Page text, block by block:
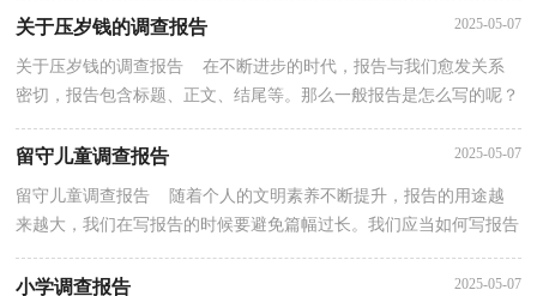
关于压岁钱的调查报告 2025-05-07
关于压岁钱的调查报告 在不断进步的时代，报告与我们愈发关系
密切，报告包含标题、正文、结尾等。那么一般报告是怎么写的呢？
留守儿童调查报告 2025-05-07
留守儿童调查报告 随着个人的文明素养不断提升，报告的用途越
来越大，我们在写报告的时候要避免篇幅过长。我们应当如何写报告
呢？以下是小编为大家收集的留守儿童调查报告，仅供...
小学调查报告 2025-05-07